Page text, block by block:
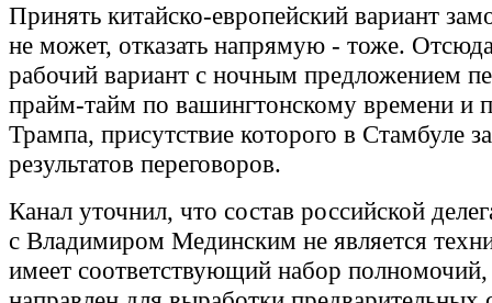
Принять китайско-европейский вариант
не может, отказать напрямую - тоже.
рабочий вариант с ночным предложением
прайм-тайм по вашингтонскому времени и
Трампа, присутствие которого в Стамбуле
результатов переговоров.
Канал уточнил, что состав российской
с Владимиром Мединским не является
имеет соответствующий набор полномочий,